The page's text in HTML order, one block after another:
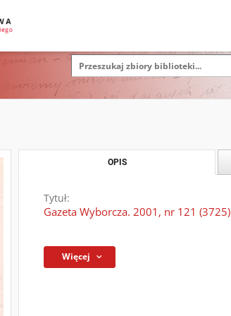
OPIS
Tytuł:
Gazeta Wyborcza. 2001, nr 121 (3725)
Więcej